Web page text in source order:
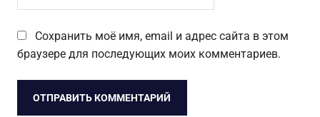
Сохранить моё имя, email и адрес сайта в этом
браузере для последующих моих комментариев.